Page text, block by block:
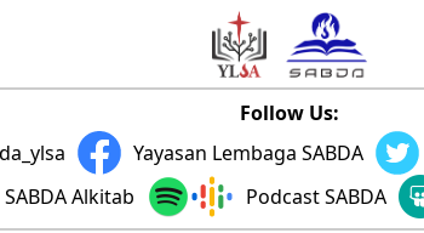
Follow Us:
Yayasan Lembaga SABDA
SABDA Alkitab
Podcast SABDA